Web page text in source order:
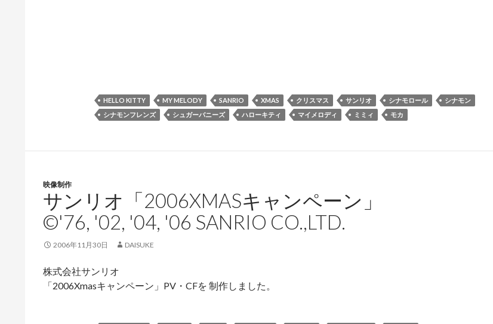
HELLO KITTY MY MELODY SANRIO XMAS クリスマス サンリオ シナモロール
シナモン
シナモンフレンズ
シュガーバニーズ ハローキティ マイメロディ ミミィ モカ
映像制作
サンリオ「2006XMASキャンペーン」
©'76, '02, '04, '06 SANRIO CO.,LTD.
2006年11月30日 DAISUKE
株式会社サンリオ
「2006Xmasキャンペーン」PV・CFを 制作しました。